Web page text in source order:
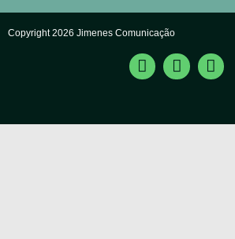
Copyright 2026 Jimenes Comunicação